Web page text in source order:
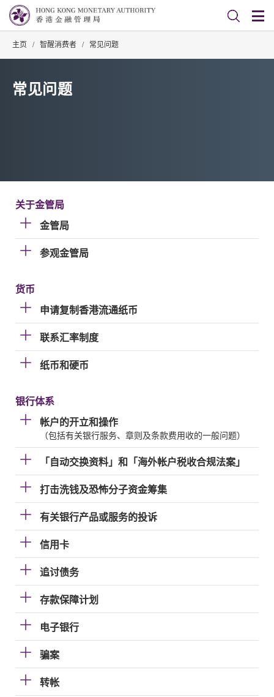
主页 / 智醒消费者 / 常见问题
常见问题
关于金管局
金管局
参观金管局
货币
申请复制香港流通纸币
联系汇率制度
纸币和硬币
银行体系
帐户的开立和操作
（包括有关银行服务、章则及条款费用收的一般问题）
「自动交换资料」和「海外帐户税收合规法案」
打击洗钱及恐怖分子资金筹集
有关银行产品或服务的投诉
信用卡
追讨债务
存款保障计划
电子银行
骗案
转帐